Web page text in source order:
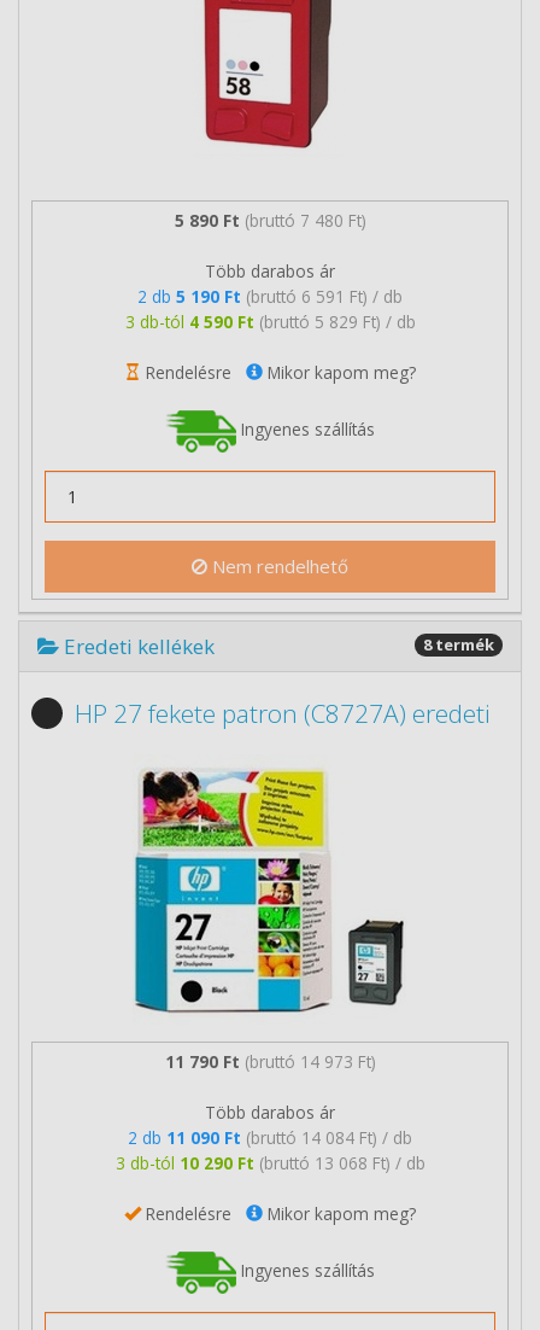
5 890 Ft (bruttó 7 480 Ft)
Több darabos ár
2 db 5 190 Ft (bruttó 6 591 Ft) / db
3 db-tól 4 590 Ft (bruttó 5 829 Ft) / db
Rendelésre Mikor kapom meg?
Ingyenes szállítás
Nem rendelhető
Eredeti kellékek 8 termék
HP 27 fekete patron (C8727A) eredeti
11 790 Ft (bruttó 14 973 Ft)
Több darabos ár
2 db 11 090 Ft (bruttó 14 084 Ft) / db
3 db-tól 10 290 Ft (bruttó 13 068 Ft) / db
Rendelésre Mikor kapom meg?
Ingyenes szállítás